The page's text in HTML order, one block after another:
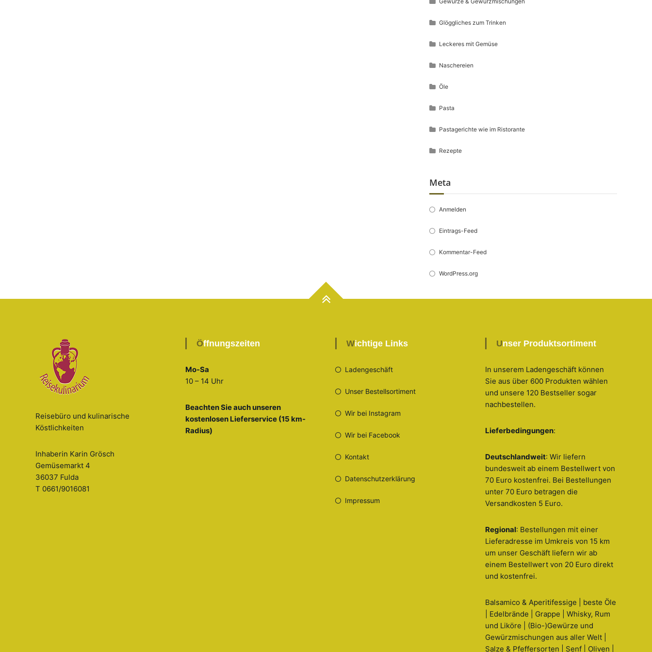
Glöggliches zum Trinken
Leckeres mit Gemüse
Naschereien
Öle
Pasta
Pastagerichte wie im Ristorante
Rezepte
Meta
Anmelden
Eintrags-Feed
Kommentar-Feed
WordPress.org
Reisebüro und kulinarische
Köstlichkeiten
Inhaberin Karin Grösch
Gemüsemarkt 4
36037 Fulda
T 0661/9016081
Öffnungszeiten
Mo-Sa
10 – 14 Uhr
Beachten Sie auch unseren
kostenlosen Lieferservice (15 km-
Radius)
Wichtige Links
Ladengeschäft
Unser Bestellsortiment
Wir bei Instagram
Wir bei Facebook
Kontakt
Datenschutzerklärung
Impressum
Unser Produktsortiment
In unserem Ladengeschäft können
Sie aus über 600 Produkten wählen
und unsere 120 Bestseller sogar
nachbestellen.
Lieferbedingungen:
Deutschlandweit: Wir liefern
bundesweit ab einem Bestellwert von
70 Euro kostenfrei. Bei Bestellungen
unter 70 Euro betragen die
Versandkosten 5 Euro.
Regional: Bestellungen mit einer
Lieferadresse im Umkreis von 15 km
um unser Geschäft liefern wir ab
einem Bestellwert von 20 Euro direkt
und kostenfrei.
Balsamico & Aperitifessige | beste Öle
| Edelbrände | Grappe | Whisky, Rum
und Liköre | (Bio-)Gewürze und
Gewürzmischungen aus aller Welt |
Salze & Pfeffersorten | Senf | Oliven |